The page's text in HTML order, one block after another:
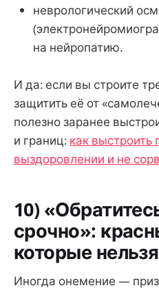
неврологический
на нейропатию.
И да: если вы строите
защитить её от
полезно заранее
и границ: как выстроить
выздоровлении и не
10)
срочно»:
которые
Иногда онемение —